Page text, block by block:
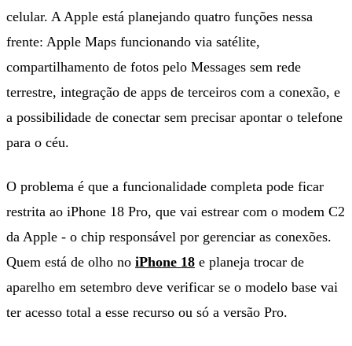
celular. A Apple está planejando quatro funções nessa
frente: Apple Maps funcionando via satélite,
compartilhamento de fotos pelo Messages sem rede
terrestre, integração de apps de terceiros com a conexão, e
a possibilidade de conectar sem precisar apontar o telefone
para o céu.
O problema é que a funcionalidade completa pode ficar
restrita ao iPhone 18 Pro, que vai estrear com o modem C2
da Apple - o chip responsável por gerenciar as conexões.
Quem está de olho no iPhone 18 e planeja trocar de
aparelho em setembro deve verificar se o modelo base vai
ter acesso total a esse recurso ou só a versão Pro.